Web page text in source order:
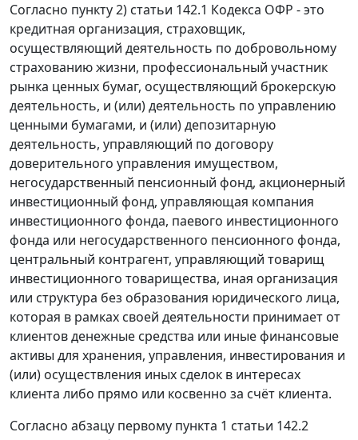
Согласно пункту 2) статьи 142.1 Кодекса ОФР - это
кредитная организация, страховщик,
осуществляющий деятельность по добровольному
страхованию жизни, профессиональный участник
рынка ценных бумаг, осуществляющий брокерскую
деятельность, и (или) деятельность по управлению
ценными бумагами, и (или) депозитарную
деятельность, управляющий по договору
доверительного управления имуществом,
негосударственный пенсионный фонд, акционерный
инвестиционный фонд, управляющая компания
инвестиционного фонда, паевого инвестиционного
фонда или негосударственного пенсионного фонда,
центральный контрагент, управляющий товарищ
инвестиционного товарищества, иная организация
или структура без образования юридического лица,
которая в рамках своей деятельности принимает от
клиентов денежные средства или иные финансовые
активы для хранения, управления, инвестирования и
(или) осуществления иных сделок в интересах
клиента либо прямо или косвенно за счёт клиента.
Согласно абзацу первому пункта 1 статьи 142.2